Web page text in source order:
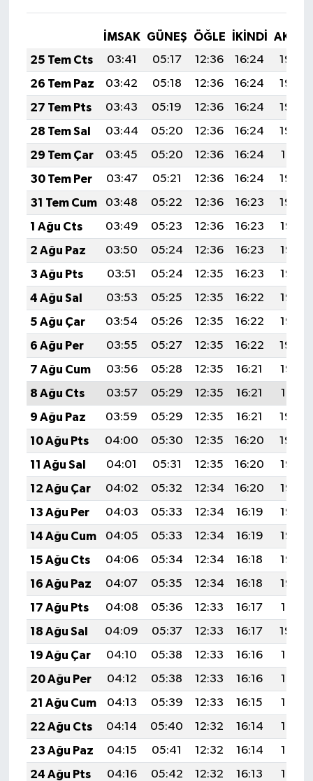
İMSAK GÜNEŞ ÖĞLE İKINDI
25 Tem Cts
03:41 05:17 12:36 16:24
19:44
26 Tem Paz
03:42 05:18 12:36 16:24
19:44
27 Tem Pts
03:43 05:19 12:36 16:24
19:43
28 Tem Sal
03:44 05:20 12:36 16:24
19:42
29 Tem Çar
03:45 05:20 12:36 16:24
19:41
30 Tem Per
03:47 05:21 12:36 16:24
19:40
31 Tem Cum
03:48 05:22 12:36 16:23
19:39
1 Ağu Cts
03:49 05:23 12:36 16:23
19:38
2 Ağu Paz
03:50 05:24 12:36 16:23
19:37
3 Ağu Pts
03:51 05:24 12:35 16:23
19:37
4 Ağu Sal
03:53 05:25 12:35 16:22
19:36
5 Ağu Çar
03:54 05:26 12:35 16:22
19:35
6 Ağu Per
03:55 05:27 12:35 16:22
19:34
7 Ağu Cum
03:56 05:28 12:35 16:21
19:32
8 Ağu Cts
03:57 05:29 12:35 16:21
19:31
9 Ağu Paz
03:59 05:29 12:35 16:21
19:30
10 Ağu Pts
04:00 05:30 12:35 16:20
19:29
11 Ağu Sal
04:01 05:31 12:35 16:20
19:28
12 Ağu Çar
04:02 05:32 12:34 16:20
19:27
13 Ağu Per
04:03 05:33 12:34 16:19
19:26
14 Ağu Cum
04:05 05:33 12:34 16:19
19:25
15 Ağu Cts
04:06 05:34 12:34 16:18
19:23
16 Ağu Paz
04:07 05:35 12:34 16:18
19:22
17 Ağu Pts
04:08 05:36 12:33 16:17
19:21
18 Ağu Sal
04:09 05:37 12:33 16:17
19:20
19 Ağu Çar
04:10 05:38 12:33 16:16
19:18
20 Ağu Per
04:12 05:38 12:33 16:16
19:17
21 Ağu Cum
04:13 05:39 12:33 16:15
19:16
22 Ağu Cts
04:14 05:40 12:32 16:14
19:15
23 Ağu Paz
04:15 05:41 12:32 16:14
19:13
24 Ağu Pts
04:16 05:42 12:32 16:13
19:12